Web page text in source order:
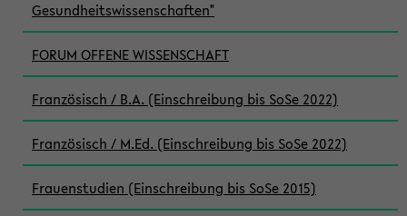
Gesundheitswissenschaften"
FORUM OFFENE WISSENSCHAFT
Französisch / B.A. (Einschreibung bis SoSe 2022)
Französisch / M.Ed. (Einschreibung bis SoSe 2022)
Frauenstudien (Einschreibung bis SoSe 2015)